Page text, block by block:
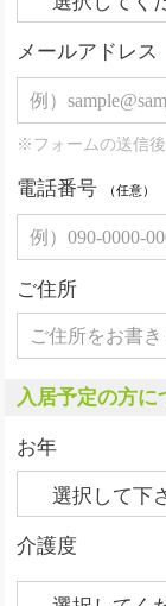
メールアドレス
※フォームの送信後
電話番号 （任意）
ご住所
入居予定の方に
お年
介護度